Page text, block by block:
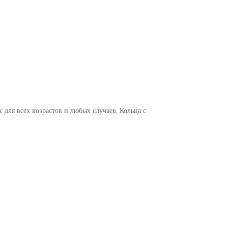
для всех возрастов и любых случаев,Кольца с